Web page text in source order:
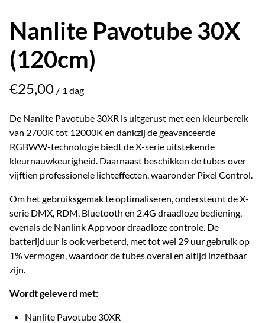
Nanlite Pavotube 30X
(120cm)
/
De Nanlite Pavotube 30XR is uitgerust met een kleurbereik
van 2700K tot 12000K en dankzij de geavanceerde
RGBWW-technologie biedt de X-serie uitstekende
kleurnauwkeurigheid. Daarnaast beschikken de tubes over
vijftien professionele lichteffecten, waaronder Pixel Control.
Om het gebruiksgemak te optimaliseren, ondersteunt de X-
serie DMX, RDM, Bluetooth en 2.4G draadloze bediening,
evenals de Nanlink App voor draadloze controle. De
batterijduur is ook verbeterd, met tot wel 29 uur gebruik op
1% vermogen, waardoor de tubes overal en altijd inzetbaar
zijn.
Wordt geleverd met:
Nanlite Pavotube 30XR